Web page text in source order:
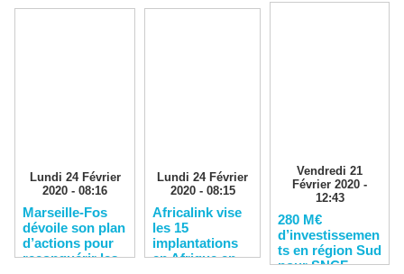
Lundi 24 Février
2020 - 08:16
Marseille-Fos
dévoile son plan
d’actions pour
reconquérir les
Lundi 24 Février
2020 - 08:15
Africalink vise
les 15
implantations
en Afrique en
Vendredi 21
Février 2020 -
12:43
280 M€
d’investissemen
ts en région Sud
pour SNCF